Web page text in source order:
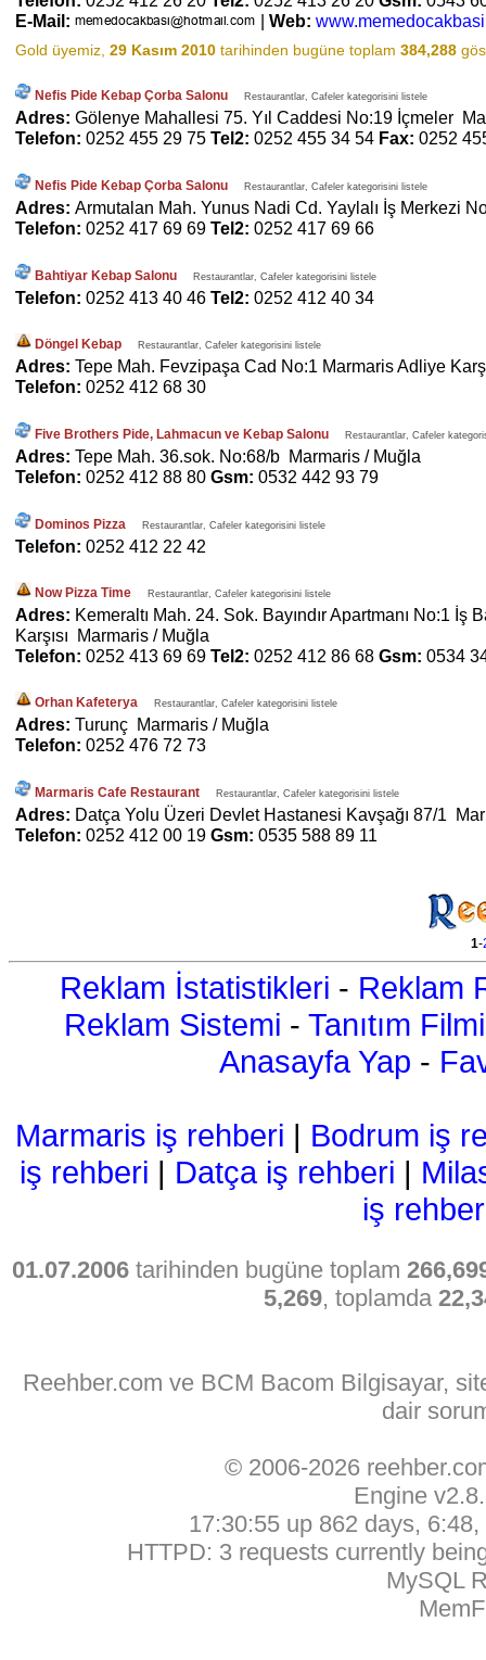
E-Mail:
| Web:
Gold üyemiz, 29 Kasım 2010 tarihinden bugüne toplam 384,288
Nefis Pide Kebap Çorba Salonu Restaurantlar, Cafeler kategorisini listele
Adres: Gölenye Mahallesi 75. Yıl Caddesi No:19 İçmeler
Telefon: 0252 455 29 75 Tel2: 0252 455 34 54 Fax: 0252
Nefis Pide Kebap Çorba Salonu Restaurantlar, Cafeler kategorisini listele
Adres: Armutalan Mah. Yunus Nadi Cd. Yaylalı İş Merkezi
Telefon: 0252 417 69 69 Tel2: 0252 417 69 66
Bahtiyar Kebap Salonu Restaurantlar, Cafeler kategorisini listele
Telefon: 0252 413 40 46 Tel2: 0252 412 40 34
Döngel Kebap Restaurantlar, Cafeler kategorisini listele
Adres: Tepe Mah. Fevzipaşa Cad No:1 Marmaris Adliye
Telefon: 0252 412 68 30
Five Brothers Pide, Lahmacun ve Kebap Salonu Restaurantlar, Cafeler
Adres: Tepe Mah. 36.sok. No:68/b Marmaris / Muğla
Telefon: 0252 412 88 80 Gsm: 0532 442 93 79
Dominos Pizza Restaurantlar, Cafeler kategorisini listele
Telefon: 0252 412 22 42
Now Pizza Time Restaurantlar, Cafeler kategorisini listele
Adres: Kemeraltı Mah. 24. Sok. Bayındır Apartmanı No:1 İş
Karşısı Marmaris / Muğla
Telefon: 0252 413 69 69 Tel2: 0252 412 86 68 Gsm: 0534
Orhan Kafeterya Restaurantlar, Cafeler kategorisini listele
Adres: Turunç Marmaris / Muğla
Telefon: 0252 476 72 73
Marmaris Cafe Restaurant Restaurantlar, Cafeler kategorisini listele
Adres: Datça Yolu Üzeri Devlet Hastanesi Kavşağı 87/1
Telefon: 0252 412 00 19 Gsm: 0535 588 89 11
1-
Reklam İstatistikleri - Reklam
Reklam Sistemi - Tanıtım Filmi
Anasayfa Yap -
Marmaris iş rehberi | Bodrum iş
iş rehberi | Datça iş rehberi |
iş
01.07.2006 tarihinden bugüne toplam
5,269, toplamda
Reehber.com ve BCM Bacom Bilgisayar,
dair
© 2006-2026
Engine
17:30:55 up 862 days,
HTTPD: 3 requests currently
MySQL